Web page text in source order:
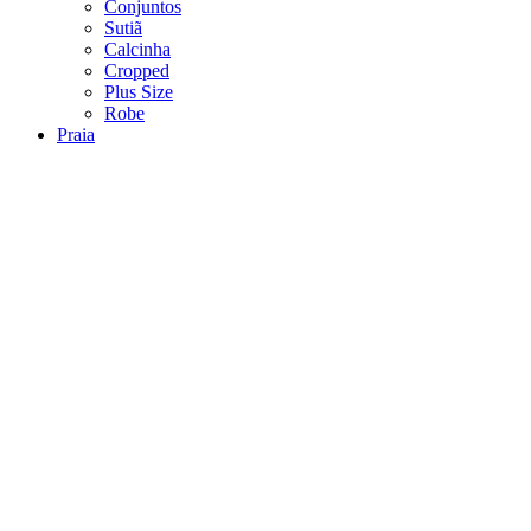
Conjuntos
Sutiã
Calcinha
Cropped
Plus Size
Robe
Praia